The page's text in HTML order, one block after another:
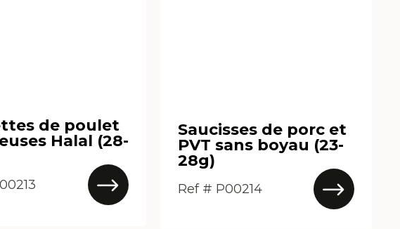
de poulet
Halal (28-
Saucisses de porc et
PVT sans boyau (23-
28g)
Ref # P00214